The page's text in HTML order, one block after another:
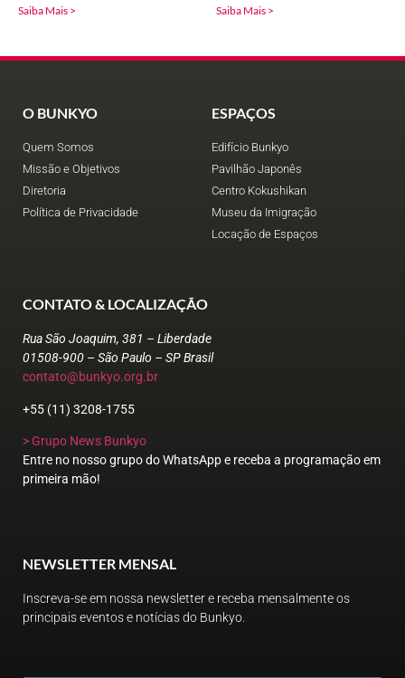
Saiba Mais > Saiba Mais >
O BUNKYO
Quem Somos
Missão e Objetivos
Diretoria
Política de Privacidade
ESPAÇOS
Edifício Bunkyo
Pavilhão Japonês
Centro Kokushikan
Museu da Imigração
Locação de Espaços
CONTATO & LOCALIZAÇÃO
Rua São Joaquim, 381 – Liberdade
01508-900 – São Paulo – SP Brasil
contato@bunkyo.org.br
+55 (11) 3208-1755
> Grupo News Bunkyo
Entre no nosso grupo do WhatsApp e receba a programação em
primeira mão!
NEWSLETTER MENSAL
Inscreva-se em nossa newsletter e receba mensalmente os
principais eventos e notícias do Bunkyo.